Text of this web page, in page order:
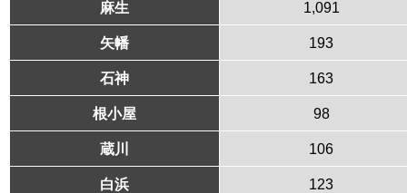
麻生 1,091
矢幡 193
石神 163
根小屋 98
蔵川 106
白浜 123